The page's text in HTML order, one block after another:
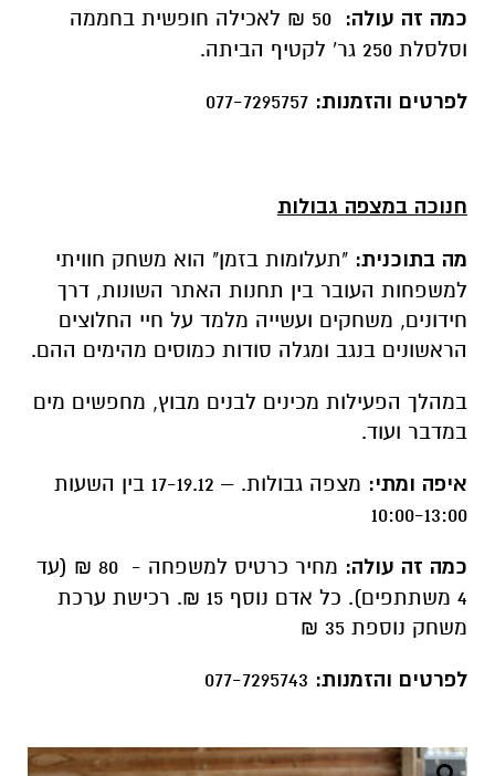
כמה זה עולה:
50 ₪ לאכילה חופשית בחממה
וסלסלת 250 גר' לקטיף הביתה.
לפרטים והזמנות:
חנוכה במצפה גבולות
מה בתוכנית: "תעלומות בזמן" הוא משחק חוויתי
למשפחות העובר בין תחנות האתר השונות, דרך
חידונים, משחקים ועשייה מלמד על חיי החלוצים
הראשונים בנגב ומגלה סודות כמוסים מהימים ההם.
במהלך הפעילות מכינים לבנים מבוץ, מחפשים מים
במדבר ועוד.
איפה ומתי:
מצפה גבולות. – 17-19.12 בין השעות
10:00-13:00
כמה זה עולה:
מחיר כרטיס למשפחה - 80 ₪ (עד
4 משתתפים). כל אדם נוסף 15 ₪. רכישת ערכת
משחק נוספת 35 ₪
לפרטים והזמנות: